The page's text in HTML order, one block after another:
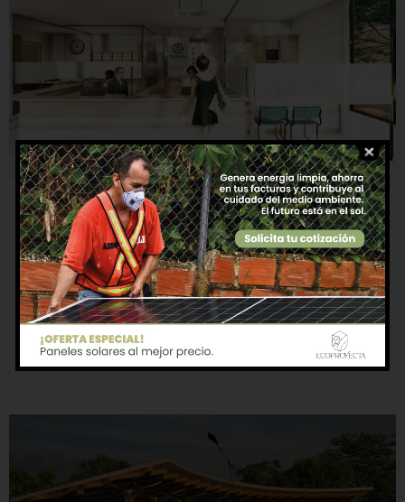
Colegio Calazans
Adecuación de Instalaciones
Ver más